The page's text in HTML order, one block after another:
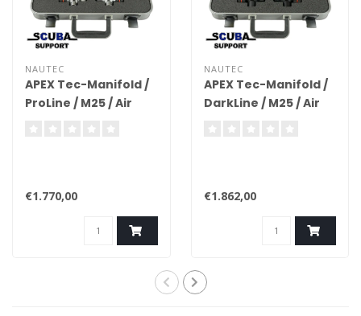
NAUTEC
APEX Tec-Manifold /
ProLine / M25 / Air
€1.770,00
NAUTEC
APEX Tec-Manifold /
DarkLine / M25 / Air
€1.862,00